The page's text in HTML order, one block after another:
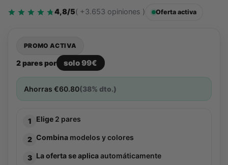
4,8/5( +3.653 opiniones ) Oferta activa
PROMO ACTIVA
2 pares por solo 99€
Ahorras €60.80(38% dto.)
1 Elige 2 pares
2 Combina modelos y colores
3 La oferta se aplicaautomáticamente